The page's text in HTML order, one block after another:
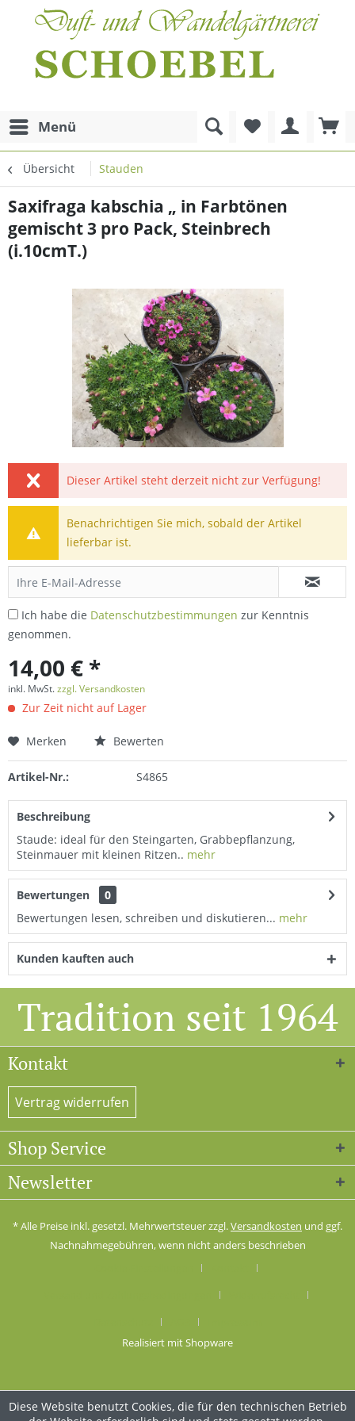
Menü
Übersicht Stauden
Saxifraga kabschia „ in Farbtönen
gemischt 3 pro Pack, Steinbrech
(i.10cmT.)
Dieser Artikel steht derzeit nicht zur Verfügung!
Benachrichtigen Sie mich, sobald der Artikel
lieferbar ist.
Ich habe die Datenschutzbestimmungen zur Kenntnis
genommen.
14,00 € *
inkl. MwSt.zzgl. Versandkosten
Zur Zeit nicht auf Lager
Merken Bewerten
Artikel-Nr.: S4865
Beschreibung
Staude: ideal für den Steingarten, Grabbepflanzung,
Steinmauer mit kleinen Ritzen.. mehr
Bewertungen
0
Bewertungen lesen, schreiben und diskutieren... mehr
Kunden kauften auch
Tradition seit 1964
Kontakt
Vertrag widerrufen
Shop Service
Newsletter
* Alle Preise inkl. gesetzl. Mehrwertsteuer zzgl.Versandkosten und ggf.
Nachnahmegebühren, wenn nicht anders beschrieben
Realisiert mit Shopware
Diese Website benutzt Cookies, die für den technischen Betrieb